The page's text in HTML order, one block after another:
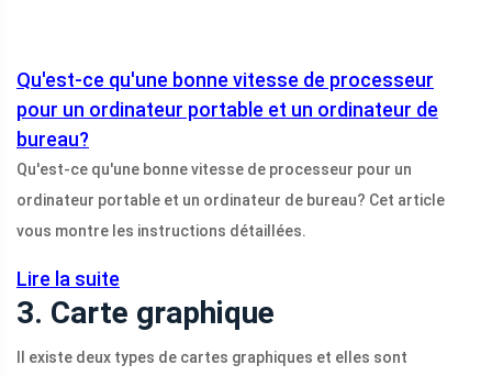
Qu'est-ce qu'une bonne vitesse de processeur
pour un ordinateur portable et un ordinateur de
bureau?
Qu'est-ce qu'une bonne vitesse de processeur pour un
ordinateur portable et un ordinateur de bureau? Cet article
vous montre les instructions détaillées.
Lire la suite
3. Carte graphique
Il existe deux types de cartes graphiques et elles sont